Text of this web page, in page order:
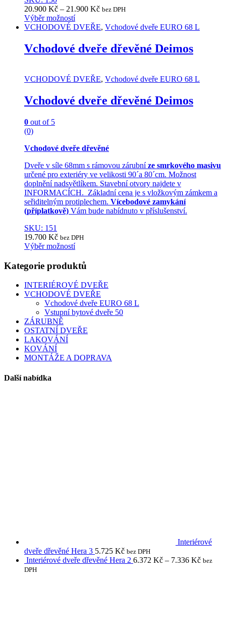
20.900 Kč – 21.900 Kč bez DPH
Výběr možností
This
has
multiple
options
be
chosen
on
the
product
page
VCHODOVÉ DVEŘE, Vchodové dveře EURO 68 L
Vchodové dveře dřevěné Deimos
VCHODOVÉ DVEŘE, Vchodové dveře EURO 68 L
Vchodové dveře dřevěné Deimos
0 out of 5
(0)
Vchodové dveře dřevěné
Dveře v síle 68mm s rámovou zárubníze smrkového masivu
určené pro exteriéry ve velikosti 90´a 80´cm. Možnost
doplnění nadsvětlíkem. Stavební otvory najdete v
INFORMACÍCH. Základní cena je s vložkovým zámkem a
seřiditelným protiplechem. Vícebodové zamykání
(příplatkově) Vám bude nabídnuto v příslušenství.
SKU: 151
19.700 Kč bez DPH
Výběr možností
product
has
multiple
variants.
The
options
may
be
chosen
on
the
product
Kategorie produktů
INTERIÉROVÉ DVEŘE
VCHODOVÉ DVEŘE
Vchodové dveře EURO 68 L
Vstupní bytové dveře 50
ZÁRUBNĚ
OSTATNÍ DVEŘE
LAKOVÁNÍ
KOVÁNÍ
MONTÁŽE A DOPRAVA
Další nabídka
Interiérové
dveře dřevěné Hera 3 5.725 Kč bez DPH
Interiérové dveře dřevěné Hera 2 6.372 Kč – 7.336 Kč bez
DPH